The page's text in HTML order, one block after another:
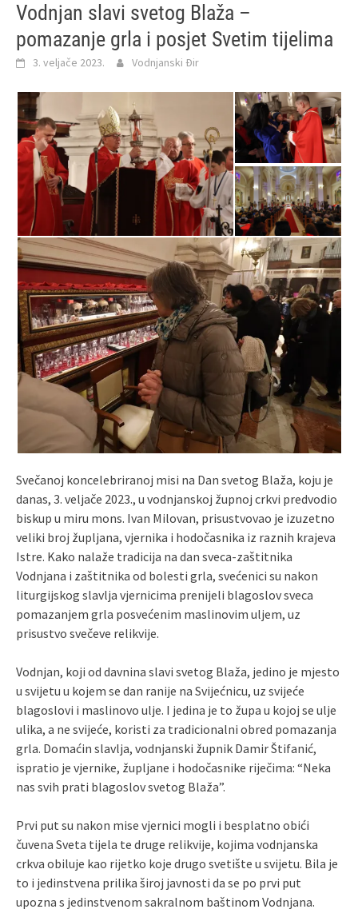
Vodnjan slavi svetog Blaža –
pomazanje grla i posjet Svetim tijelima
3. veljače 2023. Vodnjanski Đir
Svečanoj koncelebriranoj misi na Dan svetog Blaža, koju je
danas, 3. veljače 2023., u vodnjanskoj župnoj crkvi predvodio
biskup u miru mons. Ivan Milovan, prisustvovao je izuzetno
veliki broj župljana, vjernika i hodočasnika iz raznih krajeva
Istre. Kako nalaže tradicija na dan sveca-zaštitnika
Vodnjana i zaštitnika od bolesti grla, svećenici su nakon
liturgijskog slavlja vjernicima prenijeli blagoslov sveca
pomazanjem grla posvećenim maslinovim uljem, uz
prisustvo svečeve relikvije.
Vodnjan, koji od davnina slavi svetog Blaža, jedino je mjesto
u svijetu u kojem se dan ranije na Svijećnicu, uz svijeće
blagoslovi i maslinovo ulje. I jedina je to župa u kojoj se ulje
ulika, a ne svijeće, koristi za tradicionalni obred pomazanja
grla. Domaćin slavlja, vodnjanski župnik Damir Štifanić,
ispratio je vjernike, župljane i hodočasnike riječima: “Neka
nas svih prati blagoslov svetog Blaža”.
Prvi put su nakon mise vjernici mogli i besplatno obići
čuvena Sveta tijela te druge relikvije, kojima vodnjanska
crkva obiluje kao rijetko koje drugo svetište u svijetu. Bila je
to i jedinstvena prilika široj javnosti da se po prvi put
upozna s jedinstvenom sakralnom baštinom Vodnjana.